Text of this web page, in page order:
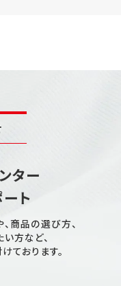
ター
ト
商品の選び方、
方など、
ております。